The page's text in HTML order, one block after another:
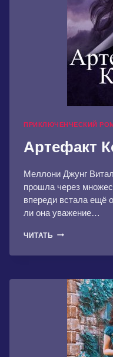
ПРИКЛЮЧЕНЧЕСКИЙ
Артефакт
Меллони Джунг
прошла через
впереди встала ещё
ли она уважение…
ЧИТАТЬ АРТЕФАКТ
ЧАСТЬ